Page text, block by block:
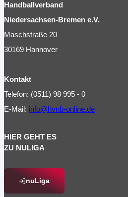
Handballverband
Niedersachsen-Bremen e.V.
Maschstraße 20
30169 Hannover
Kontakt
Telefon: (0511) 98 995 - 0
E-Mail: info@hvnb-online.de
HIER GEHT ES
ZU NULIGA
nuLiga